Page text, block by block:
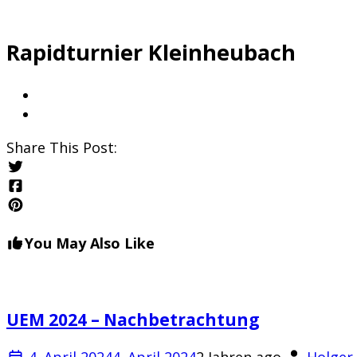
Rapidturnier Kleinheubach
Share This Post:
You May Also Like
UEM 2024 – Nachbetrachtung